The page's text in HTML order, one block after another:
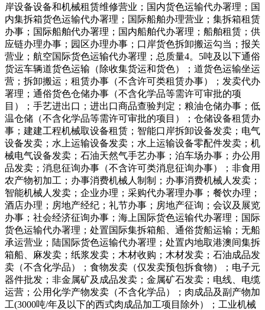
岸设备设备和机械租赁维修营业；国内货色运输代办署理；国
内集拆箱货色运输代办署理；国际船舶办理营业；集拆箱租赁
办事；国际船舶代办署理；国内船舶代办署理；船舶租赁；供
应链办理办事；园区办理办事；口岸货色拆卸搬运勾当；报关
营业；航空国际货色运输代办署理；总质量4。5吨及以下通俗
货运车辆道货色运输（除收集货运和货色）；道货色运输坐运
营；拆卸搬运；租赁办事（不含许可类租赁办事）；发卖代办
署理；通俗货色仓储办事（不含化学品等需许可审批的项
目）；手艺进出口；进出口商品查验判定；粮油仓储办事；低
温仓储（不含化学品等需许可审批的项目）；仓储设备租赁办
事；建建工程机械取设备租赁；智能口岸拆卸设备发卖；电气
设备发卖；水上运输设备发卖；水上运输设备零配件发卖；机
械电气设备发卖；石油天然气手艺办事；泊车场办事；办公用
品发卖；消息征询办事（不含许可类消息征询办事）；非食用
农产物初加工；办事消费机械人制制；办事消费机械人发卖；
智能机械人发卖；企业办理；采购代办署理办事；餐饮办理；
酒店办理；房地产经纪；礼节办事；房地产征询；会议及展览
办事；社会经济征询办事；海上国际货色运输代办署理；国际
货色运输代办署理；处置国际集拆箱船、通俗货船运输；无船
承运营业；陆国际货色运输代办署理；处置内地取港澳间集拆
箱船、麻发卖；纸浆发卖；木材收购；木材发卖；石油成品发
卖（不含化学品）；食物发卖（仅发卖预包拆食物）；电子元
器件批发；非金属矿及成品发卖；金属矿石发卖；电线、电缆
运营；公用化学产物发卖（不含化学品）；肉成品及副产物加
工(3000吨/年及以下的西式肉成品加工项目除外）；工业机械